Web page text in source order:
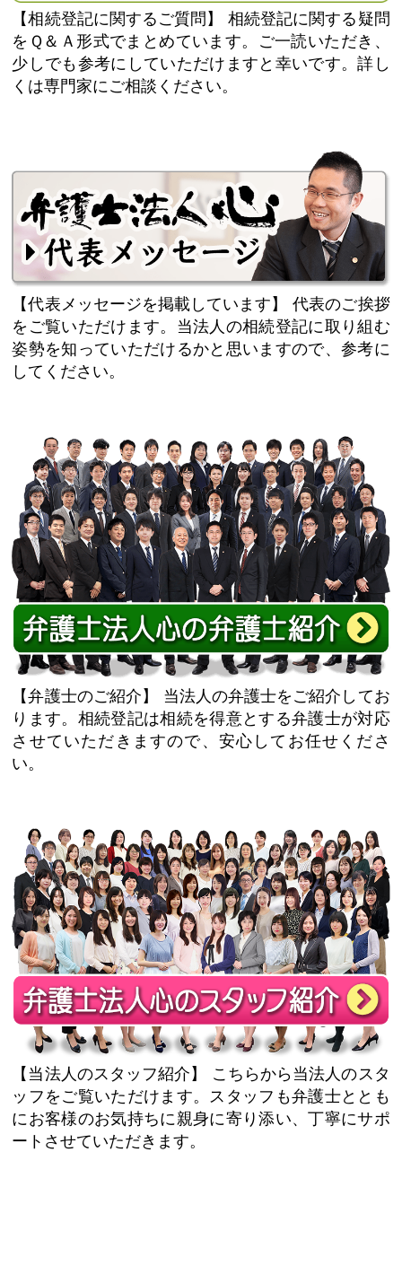
【相続登記に関するご質問】
相続登記に関する疑問
をＱ＆Ａ形式でまとめています。ご一読いただき、
少しでも参考にしていただけますと幸いです。詳し
くは専門家にご相談ください。
【代表メッセージを掲載しています】
代表のご挨拶
をご覧いただけます。当法人の相続登記に取り組む
姿勢を知っていただけるかと思いますので、参考に
してください。
【弁護士のご紹介】
当法人の弁護士をご紹介してお
ります。相続登記は相続を得意とする弁護士が対応
させていただきますので、安心してお任せくださ
い。
【当法人のスタッフ紹介】
こちらから当法人のスタ
ッフをご覧いただけます。スタッフも弁護士ととも
にお客様のお気持ちに親身に寄り添い、丁寧にサポ
ートさせていただきます。